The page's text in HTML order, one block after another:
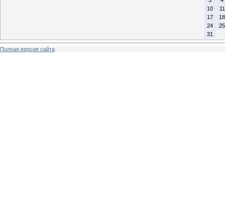
10
11
17
18
24
25
31
Полная версия сайта